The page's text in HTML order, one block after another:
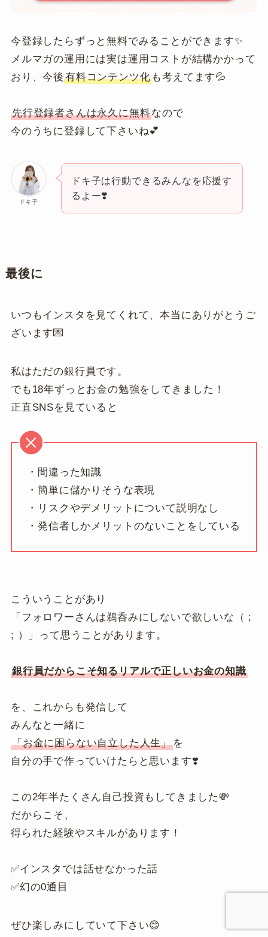
今登録したらずっと無料でみることができます✨
メルマガの運用には実は運用コストが結構かかって
おり、今後 有料コンテンツ化 も考えてます💦
先行登録者さんは永久に無料なので
今のうちに登録して下さいね💕
ドキ子
ドキ子は行動できるみんなを応援す
るよー❣️
最後に
いつもインスタを見てくれて、本当にありがとうご
ざいます💌
私はただの銀行員です。
でも18年ずっとお金の勉強をしてきました！
正直SNSを見ていると
・間違った知識
・簡単に儲かりそうな表現
・リスクやデメリットについて説明なし
・発信者しかメリットのないことをしている
こういうことがあり
「フォロワーさんは鵜呑みにしないで欲しいな（ ;
; ）」って思うことがあります。
銀行員だからこそ知るリアルで正しいお金の知識
を、これからも発信して
みんなと一緒に
「お金に困らない自立した人生」 を
自分の手で作っていけたらと思います❣️
この2年半たくさん自己投資もしてきました💸
だからこそ、
得られた経験やスキルがあります！
✅インスタでは話せなかった話
✅幻の0通目
ぜひ楽しみにしていて下さい😊